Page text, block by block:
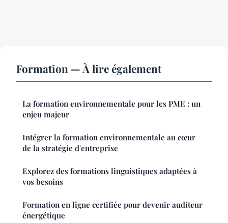
Formation — À lire également
La formation environnementale pour les PME : un
enjeu majeur
Intégrer la formation environnementale au cœur
de la stratégie d'entreprise
Explorez des formations linguistiques adaptées à
vos besoins
Formation en ligne certifiée pour devenir auditeur
énergétique